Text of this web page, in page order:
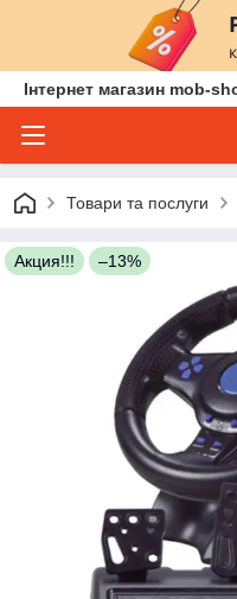
Інтернет магазин mob-
Товари та послуги
Акция!!! –13%